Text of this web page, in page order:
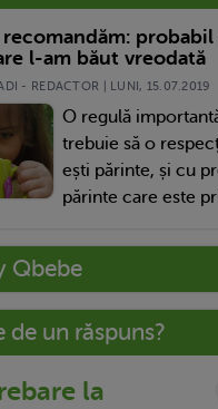
recomandăm:
l-am băut vreodată
- REDACTOR | LUNI, 15.07.2019
O regulă
trebuie să o
ești părinte, și cu
părinte care este
Qbebe
de un răspuns?
la